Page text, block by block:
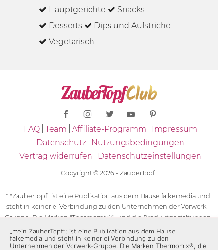
Hauptgerichte
Snacks
Desserts
Dips und Aufstriche
Vegetarisch
FAQ Team Affiliate-Programm
Impressum
Datenschutz
Nutzungsbedingungen
Vertrag widerrufen
Datenschutzeinstellungen
Copyright © 2026 - ZauberTopf
* "ZauberTopf" ist eine Publikation aus dem Hause falkemedia und
steht in keinerlei Verbindung zu den Unternehmen der Vorwerk-
Gruppe. Die Marken "Thermomix®" und die Produktgestaltungen
des "Thermomix®" sind eingetragene Marken der Unternehmen
der Vorwerk-Gruppe. Die Marken Thermomix®, die Zeichen TM5®,
„mein ZauberTopf”; ist eine Publikation aus dem Hause
falkemedia und steht in keinerlei Verbindung zu den
Unternehmen der Vorwerk-Gruppe. Die Marken Thermomix®, die